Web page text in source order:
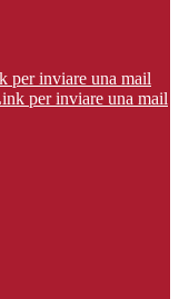
per inviare una mail
per inviare una mail